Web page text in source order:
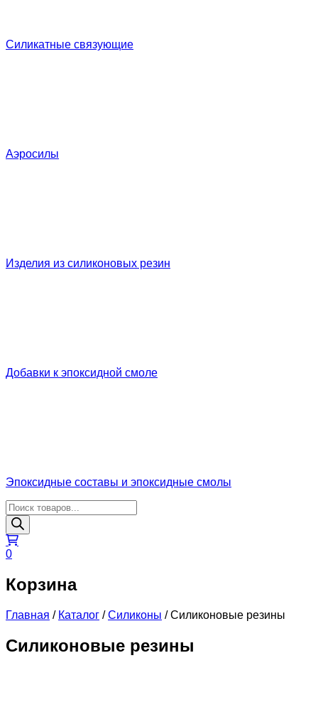
Силикатные связующие
Аэросилы
Изделия из силиконовых резин
Добавки к эпоксидной смоле
Эпоксидные составы и эпоксидные смолы
Поиск
товаров
0
Корзина
Главная / Каталог /Силиконы /Силиконовые резины
Силиконовые резины